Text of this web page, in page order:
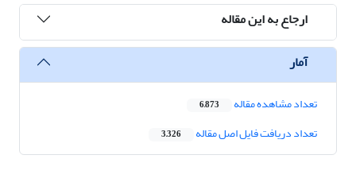
ارجاع به این مقاله
آمار
تعداد مشاهده مقاله 6,873
تعداد دریافت فایل اصل مقاله 3,326